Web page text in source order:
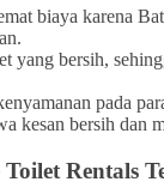
biaya karena
yang bersih,
pada
kesan bersih dan
Toilet Rentals